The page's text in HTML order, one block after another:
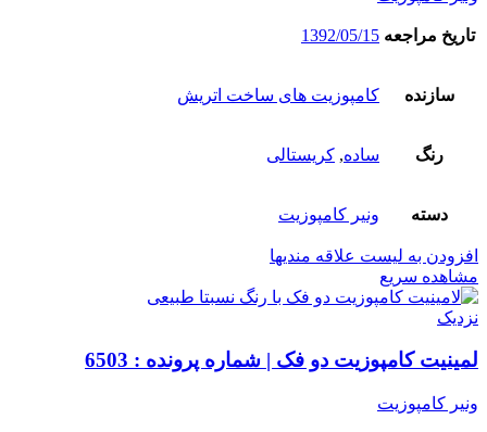
تاریخ مراجعه 1392/05/15
سازنده کامپوزیت های ساخت اتریش
رنگ ساده, کریستالی
دسته ونیر کامپوزیت
افزودن به لیست علاقه مندیها
مشاهده سریع
نزدیک
لمینیت کامپوزیت دو فک | شماره پرونده : 6503
ونیر کامپوزیت